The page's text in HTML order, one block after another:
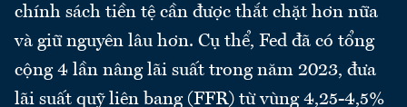
chính sách tiền tệ cần được thắt chặt hơn nữa
và giữ nguyên lâu hơn. Cụ thể, Fed đã có tổng
cộng 4 lần nâng lãi suất trong năm 2023, đưa
lãi suất quỹ liên bang (FFR) từ vùng 4,25-4,5%